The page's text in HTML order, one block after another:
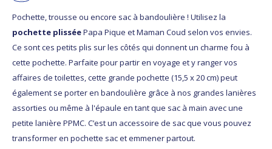
Pochette, trousse ou encore sac à bandoulière ! Utilisez la
pochette plisséePapa Pique et Maman Coud selon vos envies.
Ce sont ces petits plis sur les côtés qui donnent un charme fou à
cette pochette. Parfaite pour partir en voyage et y ranger vos
affaires de toilettes, cette grande pochette (15,5 x 20 cm) peut
également se porter en bandoulière grâce à nos grandes lanières
assorties ou même à l'épaule en tant que sac à main avec une
petite lanière PPMC. C’est un accessoire de sac que vous pouvez
transformer en pochette sac et emmener partout.